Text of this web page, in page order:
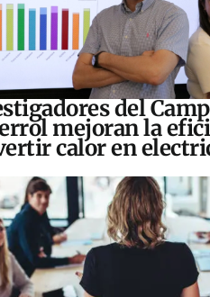
del
mejoran la
calor en